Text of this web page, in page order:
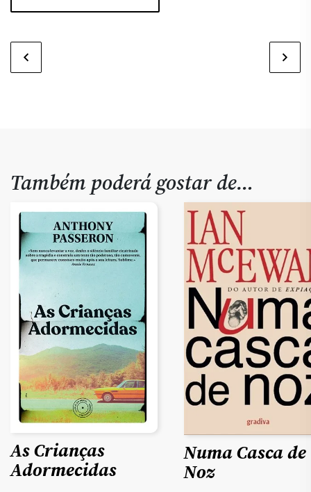
Também poderá gostar de…
As Crianças
Adormecidas
Numa Casca de
Noz